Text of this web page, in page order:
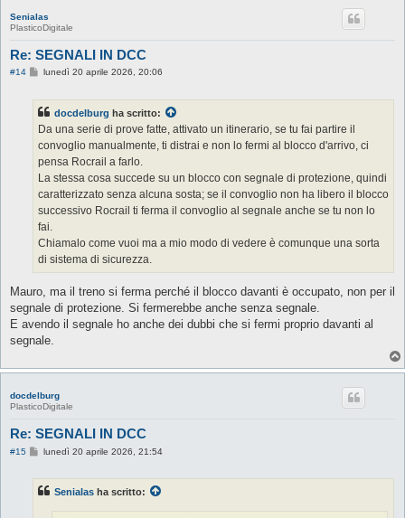
Senialas
PlasticoDigitale
Re: SEGNALI IN DCC
#14
M
a
g
g
i
o
lunedì 20 aprile 2026, 20:06
docdelburg ha scritto:
Da una serie di prove fatte, attivato un itinerario, se tu fai partire il
convoglio manualmente, ti distrai e non lo fermi al blocco d'arrivo, ci
pensa Rocrail a farlo.
La stessa cosa succede su un blocco con segnale di protezione, quindi
caratterizzato senza alcuna sosta; se il convoglio non ha libero il blocco
successivo Rocrail ti ferma il convoglio al segnale anche se tu non lo
fai.
Chiamalo come vuoi ma a mio modo di vedere è comunque una sorta
di sistema di sicurezza.
Mauro, ma il treno si ferma perché il blocco davanti è occupato, non per il
segnale di protezione. Si fermerebbe anche senza segnale.
E avendo il segnale ho anche dei dubbi che si fermi proprio davanti al
segnale.
docdelburg
PlasticoDigitale
Re: SEGNALI IN DCC
#15
M
a
lunedì 20 aprile 2026, 21:54
Senialas ha scritto: